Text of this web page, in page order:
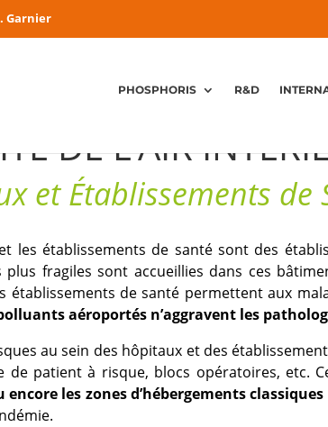
Garnier
PHOSPHORIS R&D
DE L’AIR
et Établissements de
les établissements de santé sont des
plus fragiles sont accueillies dans ces
établissements de santé permettent aux
aéroportés n’aggravent les
au sein des hôpitaux et des
de patient à risque, blocs opératoires, etc.
les zones d’hébergements classiques